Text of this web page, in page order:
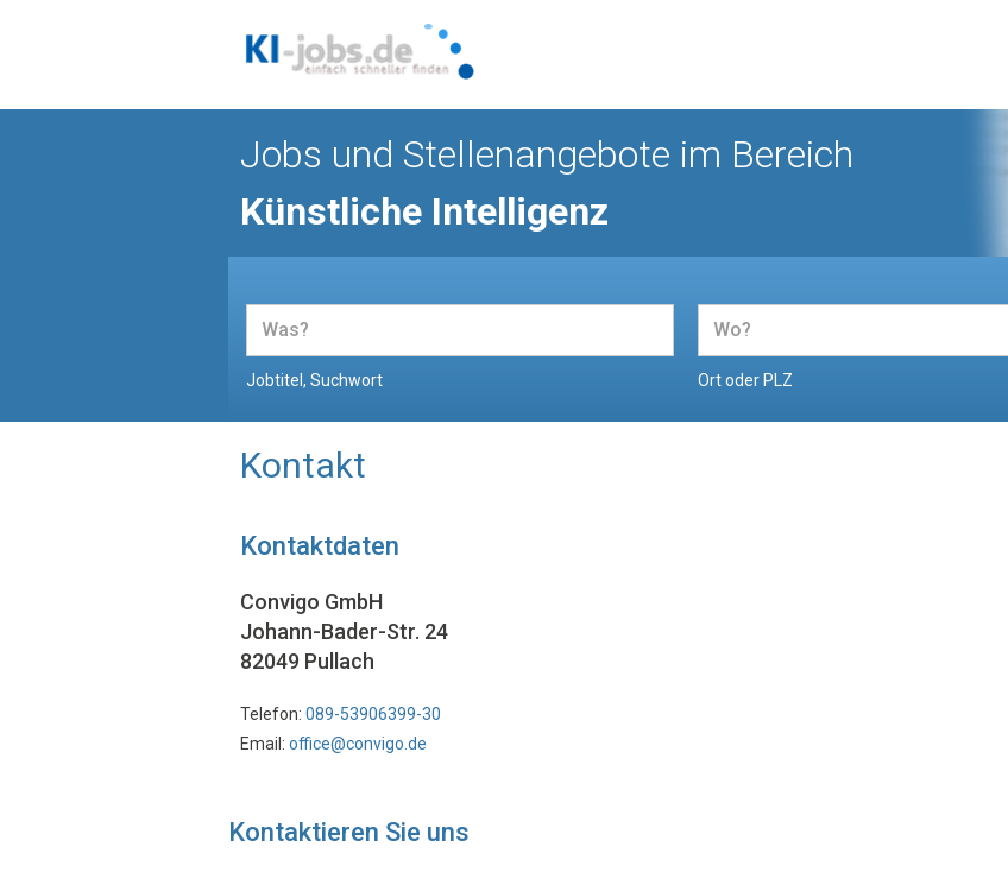
Jobs und Stellenangebote im Bereich
Künstliche Intelligenz
Jobtitel, Suchwort Ort oder PLZ
Kontakt
Kontaktdaten
Convigo GmbH
Johann-Bader-Str. 24
82049 Pullach
Telefon: 089-53906399-30
Email: office@convigo.de
Kontaktieren Sie uns